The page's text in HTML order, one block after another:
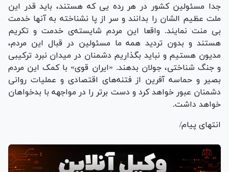
جدا مسئولین کشور در هر رده یی که هستند، باید قدر این
ملت عظیم الشان را بدانند و سر از پا نشناخته به آنها خدمت
بی منت نمایند. واقعا این مردم شایسته‌ی خدمت و تکریم
هستند و بدون تردید همه ما مسئولین در قبال این مردم،
مدیون هستیم و نباید بگذاریم دشمنان در میدان نبرد ترکیبی
و جنگ شناختی، جولان بدهند. «ایران قوی» با کمک این مردم
بصیر و حماسه آفرین از فتنه‌های اقتصادی و عملیات روانی
دشمنان عبور خواهد کرد و دست برتر را در مواجهه با بدخواهان
خواهد داشت.
انتهای پیام/